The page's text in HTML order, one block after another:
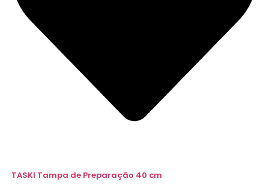
TASKI Tampa de Preparação 40 cm